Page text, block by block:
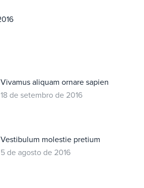
Vivamus aliquam ornare sapien
18 de setembro de 2016
Vestibulum molestie pretium
5 de agosto de 2016